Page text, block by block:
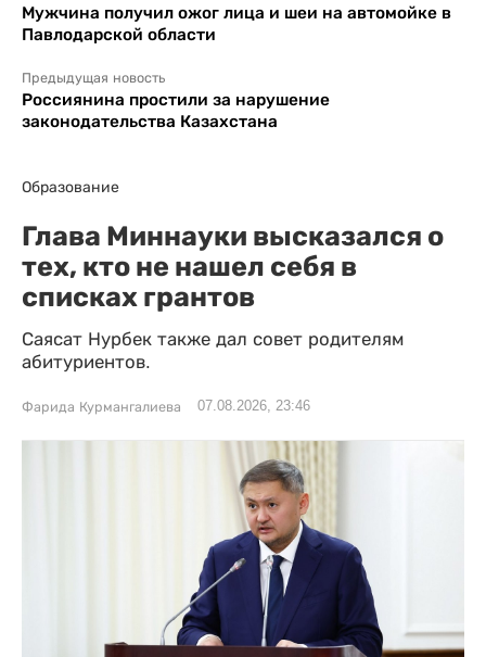
Мужчина получил ожог лица и шеи на автомойке в
Павлодарской области
Предыдущая новость
Россиянина простили за нарушение
законодательства Казахстана
Образование
Глава Миннауки высказался о
тех, кто не нашел себя в
списках грантов
Саясат Нурбек также дал совет родителям
абитуриентов.
Фарида Курмангалиева 07.08.2026, 23:46